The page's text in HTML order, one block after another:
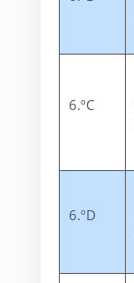
6.ºC
6.ºD